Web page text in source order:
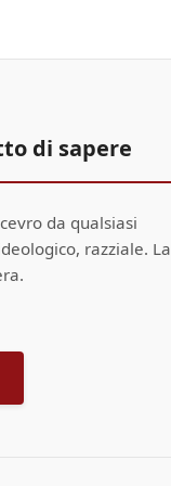
di sapere
da qualsiasi
razziale. La